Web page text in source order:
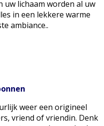
uw lichaam worden al uw
in een lekkere warme
ambiance..
weer een origineel
vriend of vriendin. Denk